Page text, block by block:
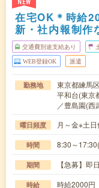
NEW
在宅OK＊時給
新・社内報制作
交通費別途支給あり
WEB登録OK 派遣
勤務地
東京都練馬
平和台(東京
／豊島園(
曜日頻度 月～金※土日
時間 8:30～
期間 【急募】
時給 時給2000円